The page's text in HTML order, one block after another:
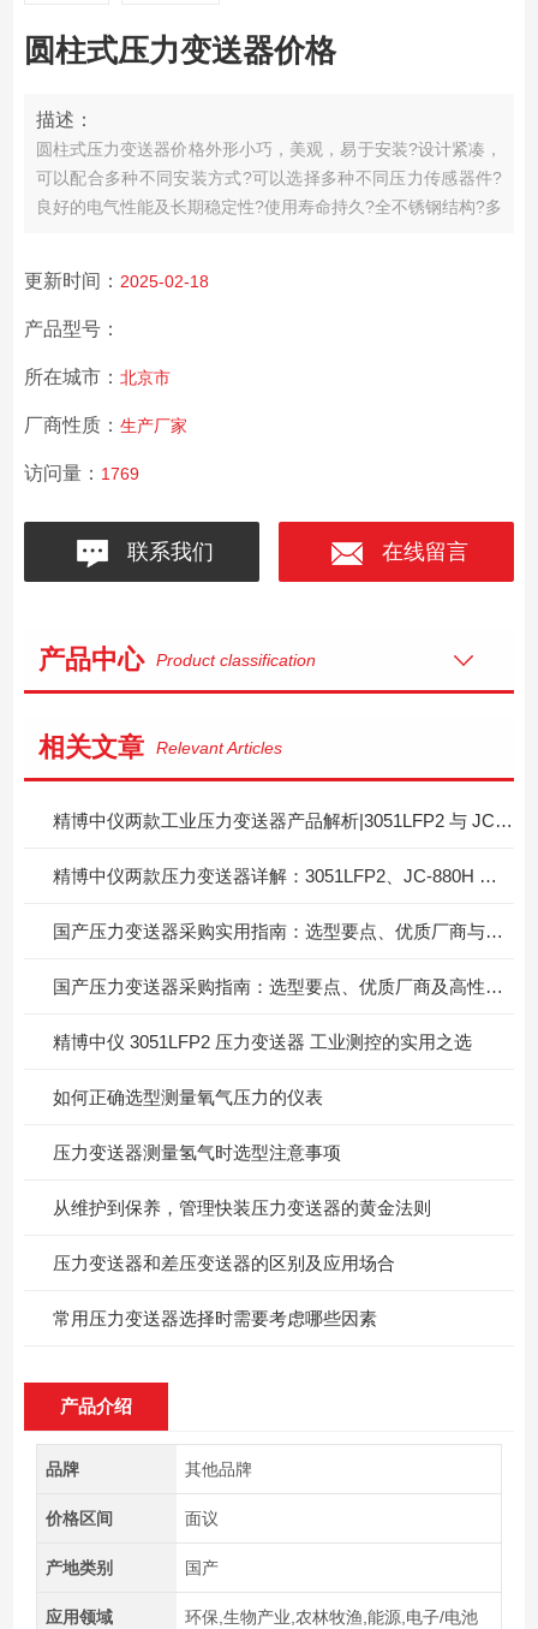
圆柱式压力变送器价格
描述：
圆柱式压力变送器价格外形小巧，美观，易于安装?设计紧凑，
可以配合多种不同安装方式?可以选择多种不同压力传感器件?
良好的电气性能及长期稳定性?使用寿命持久?全不锈钢结构?多
和稳定性?输出信号形式多样。
更新时间： 2025-02-18
产品型号：
所在城市： 北京市
厂商性质： 生产厂家
访问量： 1769
联系我们 在线留言
产品中心 Product classification
相关文章 Relevant Articles
精博中仪两款工业压力变送器产品解析|3051LFP2 与 JC-880H 选型指引
精博中仪两款压力变送器详解：3051LFP2、JC-880H 产品剖析与选型指导
国产压力变送器采购实用指南：选型要点、优质厂商与高性价比产品参考
国产压力变送器采购指南：选型要点、优质厂商及高性价比产品推荐
精博中仪 3051LFP2 压力变送器 工业测控的实用之选
如何正确选型测量氧气压力的仪表
压力变送器测量氢气时选型注意事项
从维护到保养，管理快装压力变送器的黄金法则
压力变送器和差压变送器的区别及应用场合
常用压力变送器选择时需要考虑哪些因素
产品介绍
品牌 其他品牌
价格区间 面议
产地类别 国产
应用领域 环保,生物产业,农林牧渔,能源,电子/电池